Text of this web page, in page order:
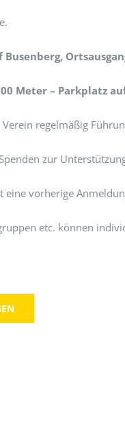
Meter – Parkplatz
regelmäßig
zur
eine vorherige
etc. können